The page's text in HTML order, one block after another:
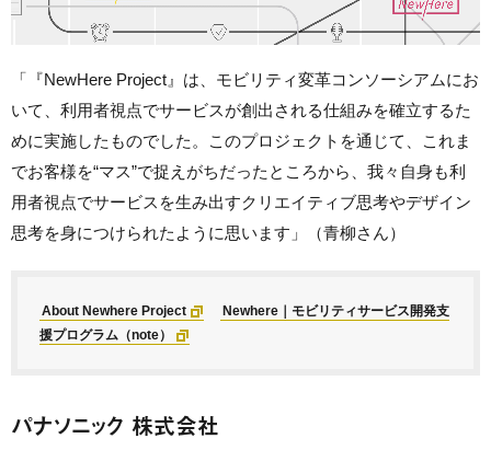
「『NewHere Project』は、モビリティ変革コンソーシアムにお
いて、利用者視点でサービスが創出される仕組みを確立するた
めに実施したものでした。このプロジェクトを通じて、これま
でお客様を“マス”で捉えがちだったところから、我々自身も利
用者視点でサービスを生み出すクリエイティブ思考やデザイン
思考を身につけられたように思います」（青柳さん）
About Newhere Project
Newhere｜モビリティサービス開発支
援プログラム（note）
パナソニック 株式会社